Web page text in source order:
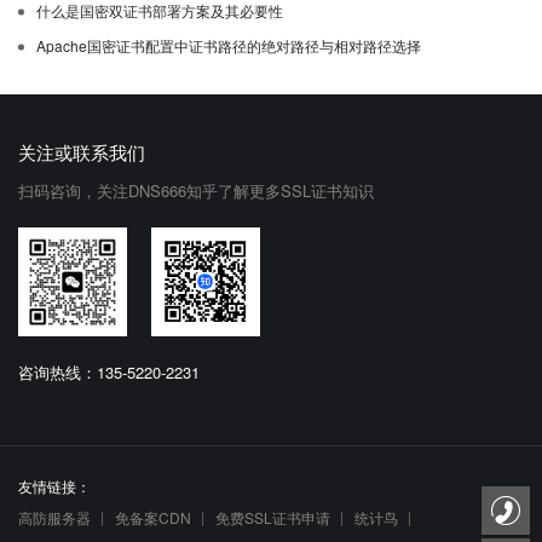
什么是国密双证书部署方案及其必要性
Apache国密证书配置中证书路径的绝对路径与相对路径选择
关注或联系我们
扫码咨询，关注DNS666知乎了解更多SSL证书知识
咨询热线：135-5220-2231
友情链接：
高防服务器
免备案CDN 免费SSL证书申请
统计鸟